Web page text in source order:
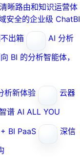
晰路由和知识运营体
安全的企业级 ChatBI
出箱
AI 分析
BI 的分析智能体，
析新体验
云器
谱 AI ALL YOU
BI PaaS
深信